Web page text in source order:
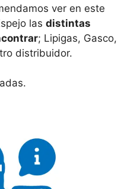
ver en este
las distintas
; Lipigas, Gasco,
distribuidor.